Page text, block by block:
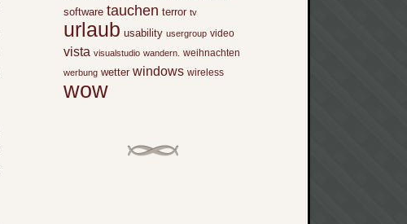
software tauchen terror tv
urlaub usability usergroup video
vista visualstudio wandern. weihnachten
werbung wetter windows wireless
wow